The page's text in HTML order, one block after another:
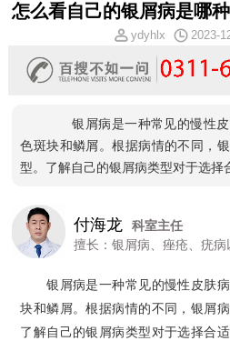
怎么看自己的银屑病是哪
ydyhlx 2023-
银屑病是一种常见的慢性皮
色斑块和鳞屑。根据病情的不同，
型。了解自己的银屑病类型对于选择
付海龙
科室主任
银屑病是一种常见的慢性皮肤病
块和鳞屑。根据病情的不同，银屑
了解自己的银屑病类型对于选择合